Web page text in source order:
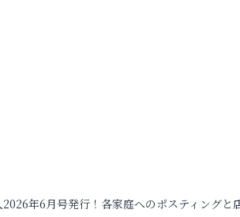
2026年6月号発行！各家庭へのポスティングと